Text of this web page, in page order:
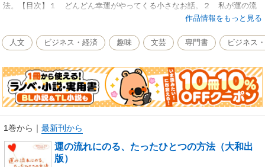
法。【目次】１ どんどん幸運がやってくる小さなお話。２ 私が運の流
れにのった時。（がんばればがんばるほど、うまくいかない毎日／欲しい
いくか、エスカレーターでいくか／直観がマスター・ルートへの入り口／
「ほんとうの気持ち」とつながろう ほか）【著者紹介】中野裕弓 人事
ハントされ、日本人として初めて人事カウンセラーとして勤務。帰国後、
企業でのマネジメントコンサルティングや研修、コミュニケーションカウ
ンセリング、執筆、全国各地での講演など幅広く活躍。
作品情報をもっと見る
人文 ビジネス・経済 趣味 文芸 専門書 ビジネス
1巻から ｜ 最新刊から
運の流れにのる、たったひとつの方法（大和出
版）